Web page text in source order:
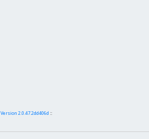
Version 2.0.47.2dd406d ::